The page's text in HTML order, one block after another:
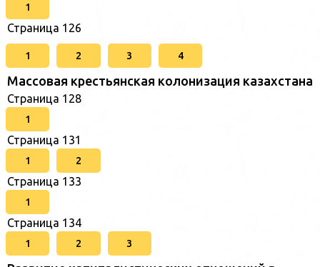
1
Страница 126
1 2 3 4
Массовая крестьянская колонизация казахстана
Страница 128
1
Страница 131
1 2
Страница 133
1
Страница 134
1 2 3